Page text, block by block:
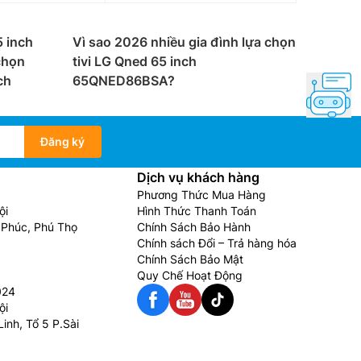
loa soundbar, hoặc tai nghe không dây.
cho ra chất lượng hình ảnh chi tiết hơn màn
LED độc lập theo hình ảnh. Tivi nhờ đó
dụng những chiếc đèn Mini LED siêu nhỏ
trên màn hình để hiển thị các nội dung
cơ, với ưu điểm thiết kế màn hình siêu mỏng,
inch
Vì sao 2026 nhiều gia đình lựa chọn
tivi LG Qned 65 inch
65QNED86BSA?
Đăng ký
Phú Thọ
Tổ 5 P.Sài
Dịch vụ khách hàng
Phương Thức Mua Hàng
Hình Thức Thanh Toán
Chính Sách Bảo Hành
Chính sách Đổi – Trả hàng hóa
Chính Sách Bảo Mật
Quy Chế Hoạt Động